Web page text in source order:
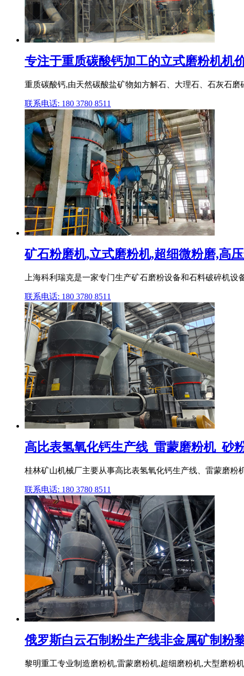
专注于重质碳酸钙加工的立式磨粉机机
重质碳酸钙,由天然碳酸盐矿物如方解石、大理石、石灰石
联系电话: 180 3780 8511
矿石粉磨机,立式磨粉机,超细微粉磨,高
上海科利瑞克是一家专门生产矿石磨粉设备和石料破碎机
联系电话: 180 3780 8511
高比表氢氧化钙生产线_雷蒙磨粉机_砂
桂林矿山机械厂主要从事高比表氢氧化钙生产线、雷蒙磨粉
联系电话: 180 3780 8511
俄罗斯白云石制粉生产线非金属矿制粉
黎明重工专业制造磨粉机,雷蒙磨粉机,超细磨粉机,大型磨粉